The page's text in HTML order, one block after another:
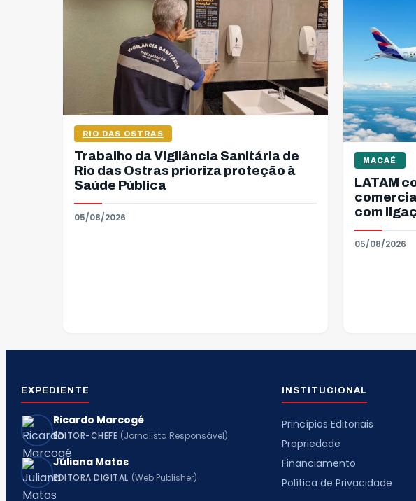
RIO DAS OSTRAS
Trabalho da Vigilância Sanitária de
Rio das Ostras prioriza proteção à
Saúde Pública
05/08/2026
MACAÉ
LATAM
com
05/08/2026
EXPEDIENTE
Ricardo Marcogé
EDITOR-CHEFE (Jornalista Responsável)
Juliana Matos
EDITORA DIGITAL (Web Publisher)
INSTITUCIONAL
Princípios Editoriais
Propriedade
Financiamento
Política de Privacidade